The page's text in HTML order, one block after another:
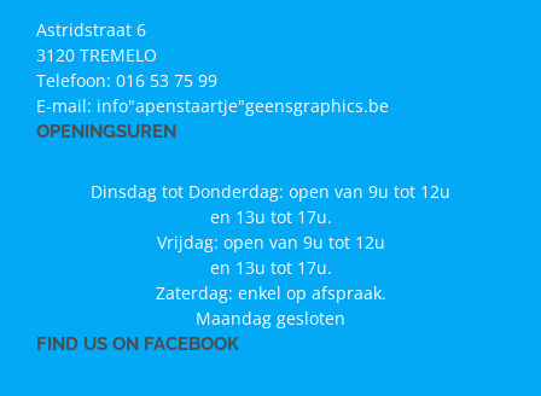
Astridstraat 6
3120 TREMELO
Telefoon: 016 53 75 99
E-mail: info"apenstaartje"geensgraphics.be
OPENINGSUREN
Dinsdag tot Donderdag: open van 9u tot 12u
en 13u tot 17u.
Vrijdag: open van 9u tot 12u
en 13u tot 17u.
Zaterdag: enkel op afspraak.
Maandag gesloten
FIND US ON FACEBOOK